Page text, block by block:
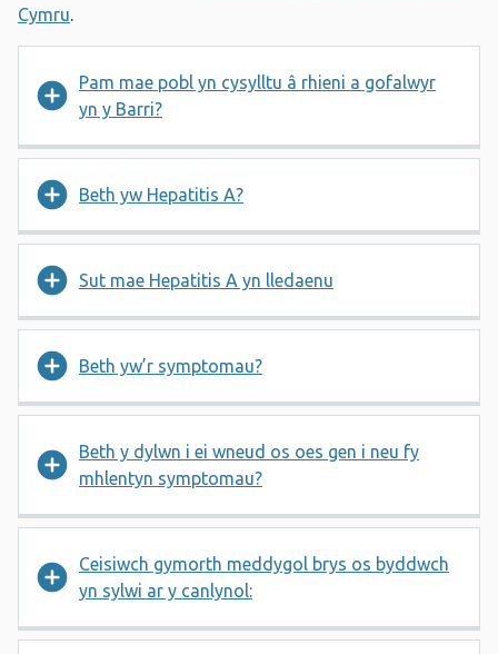
Cymru.
Pam mae pobl yn cysylltu â rhieni a gofalwyr
yn y Barri?
Beth yw Hepatitis A?
Sut mae Hepatitis A yn lledaenu
Beth yw’r symptomau?
Beth y dylwn i ei wneud os oes gen i neu fy
mhlentyn symptomau?
Ceisiwch gymorth meddygol brys os byddwch
yn sylwi ar y canlynol: